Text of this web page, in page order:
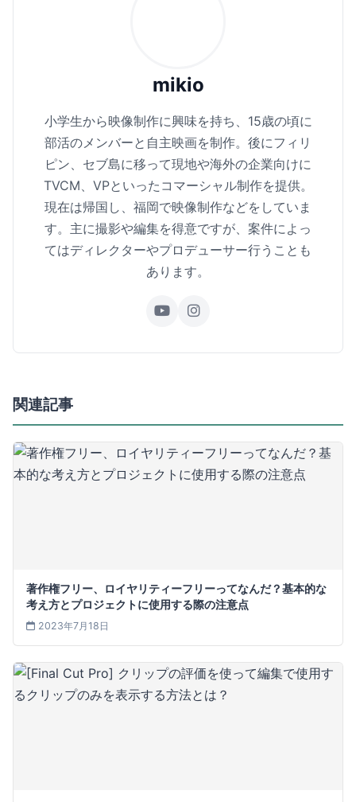
mikio
小学生から映像制作に興味を持ち、15歳の頃に
部活のメンバーと自主映画を制作。後にフィリ
ピン、セブ島に移って現地や海外の企業向けに
TVCM、VPといったコマーシャル制作を提供。
現在は帰国し、福岡で映像制作などをしていま
す。主に撮影や編集を得意ですが、案件によっ
てはディレクターやプロデューサー行うことも
あります。
関連記事
著作権フリー、ロイヤリティーフリーってなんだ？基本的な
考え方とプロジェクトに使用する際の注意点
2023年7月18日